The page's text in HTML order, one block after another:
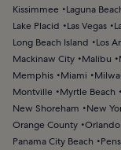
Kissimmee
Laguna
Lake Placid
Las Vegas
Long Beach Island
Los
Mackinaw City
Malibu
Memphis
Miami
Montville
Myrtle Beach
New Shoreham
New
Orange County Orlando
Panama City Beach